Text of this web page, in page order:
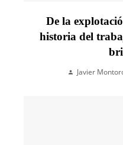
De la
historia del
Javier